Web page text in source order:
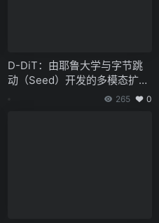
D-DiT：由耶鲁大学与字节跳
动（Seed）开发的多模态扩散
265 0